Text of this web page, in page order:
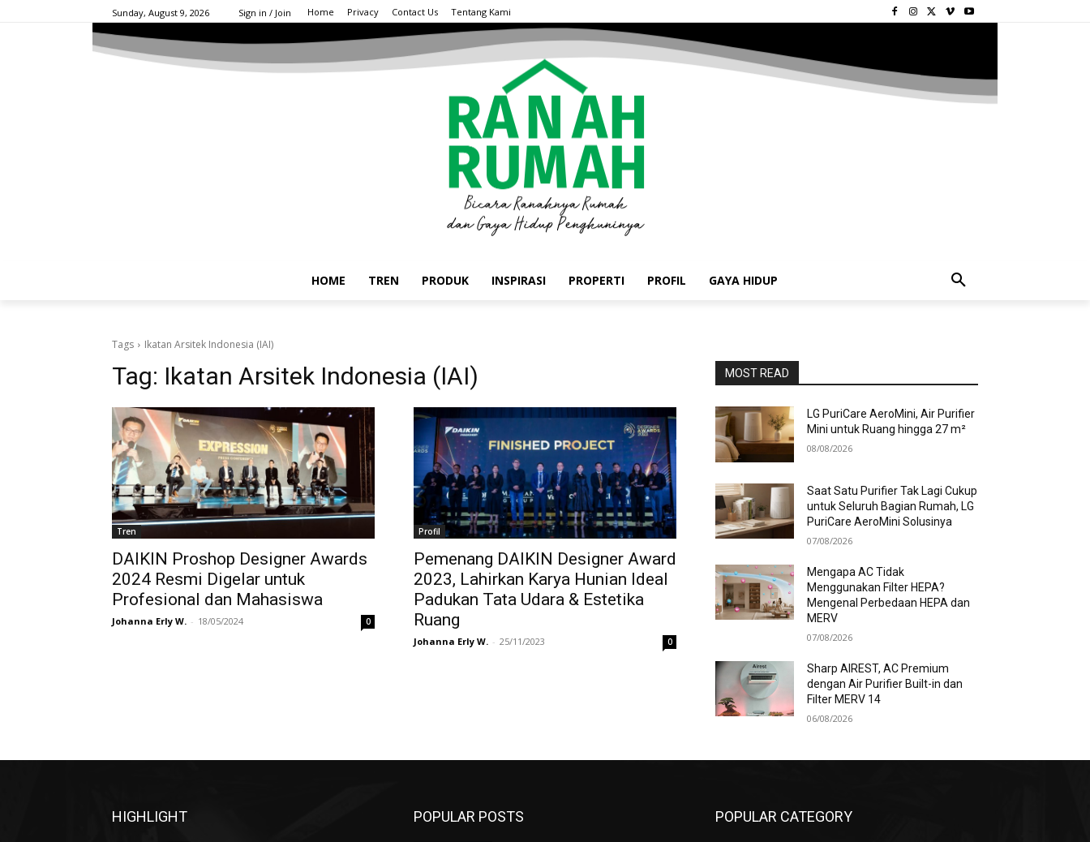
Sunday, August 9, 2026 Sign in / Join Home Privacy Contact Us Tentang Kami
HOME TREN PRODUK INSPIRASI PROPERTI PROFIL GAYA HIDUP
Tags Ikatan Arsitek Indonesia (IAI)
Tag: Ikatan Arsitek Indonesia (IAI)
Tren
DAIKIN Proshop Designer Awards
2024 Resmi Digelar untuk
Profesional dan Mahasiswa
Johanna Erly W. - 18/05/2024 0
Profil
Pemenang DAIKIN Designer Award
2023, Lahirkan Karya Hunian Ideal
Padukan Tata Udara & Estetika
Ruang
Johanna Erly W. - 25/11/2023 0
MOST READ
LG PuriCare AeroMini, Air Purifier
Mini untuk Ruang hingga 27 m²
08/08/2026
Saat Satu Purifier Tak Lagi Cukup
untuk Seluruh Bagian Rumah, LG
PuriCare AeroMini Solusinya
07/08/2026
Mengapa AC Tidak
Menggunakan Filter HEPA?
Mengenal Perbedaan HEPA dan
MERV
07/08/2026
Sharp AIREST, AC Premium
dengan Air Purifier Built-in dan
Filter MERV 14
06/08/2026
HIGHLIGHT POPULAR POSTS POPULAR CATEGORY